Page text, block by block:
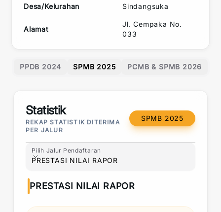
Desa/Kelurahan Sindangsuka
Alamat
Jl. Cempaka No.
033
PPDB 2024 SPMB 2025 PCMB & SPMB 2026
Statistik
REKAP STATISTIK DITERIMA
PER JALUR
SPMB 2025
Pilih Jalur Pendaftaran
Pilih Jalur Pendaftaran
PRESTASI NILAI RAPOR
PRESTASI NILAI RAPOR